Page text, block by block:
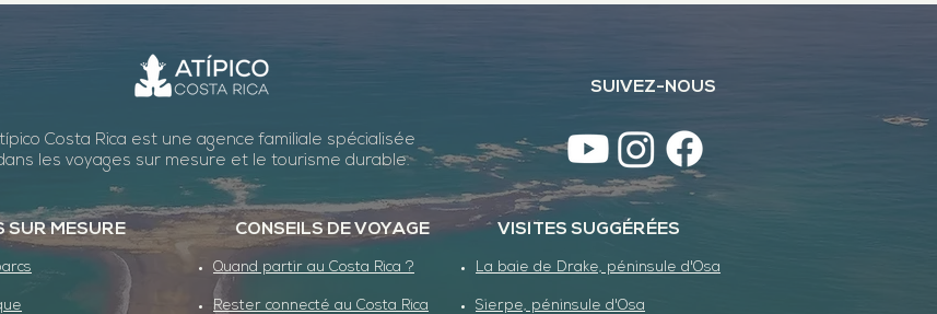
Transition dans le
Pacifique central
Métissage culturel dans les
Caraïbes
Costa Rica est une agence familiale spécialisée
les voyages sur mesure et le tourisme durable.
SUIVEZ-NOUS
SUR MESURE CONSEILS DE VOYAGE VISITES SUGGÉRÉES
Quand partir au Costa Rica ? La baie de Drake, péninsule d'Osa
Rester connecté au Costa Rica Sierpe, péninsule d'Osa